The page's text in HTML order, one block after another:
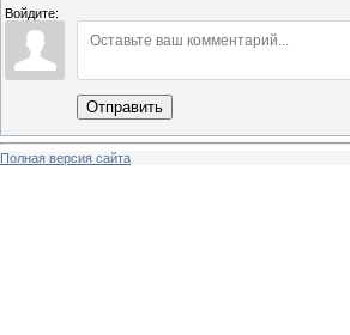
Войдите:
Отправить
Полная версия сайта